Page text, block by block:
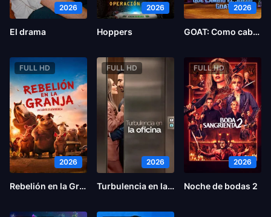
2026
El drama
2026
Hoppers
2026
GOAT: Como cabras
FULL HD
2026
Rebelión en la Granja
FULL HD
2026
Turbulencia en la oficina
FULL HD
2026
Noche de bodas 2